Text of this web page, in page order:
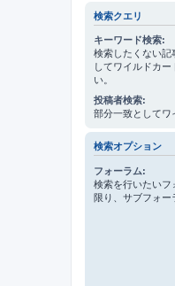
検索クエリ
キーワード検索:
検索したくない記
してワイルドカ
い。
投稿者検索:
部分一致としてワ
検索オプション
フォーラム:
検索を行いたいフ
限り、サブフォー